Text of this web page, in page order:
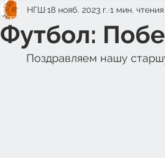
Футбол:
НГШ 18 нояб. 2023 г. 1 мин. чтения
Поздравляем нашу